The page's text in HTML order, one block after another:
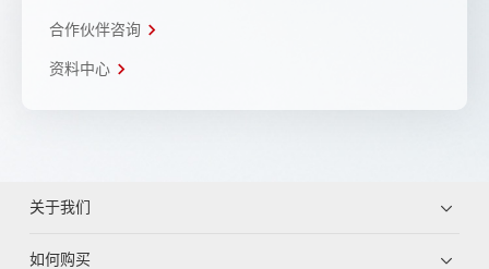
合作伙伴咨询
资料中心
关于我们
如何购买